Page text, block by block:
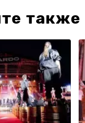
также